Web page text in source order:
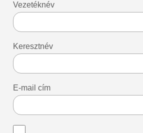
Vezetéknév
Keresztnév
E-mail cím